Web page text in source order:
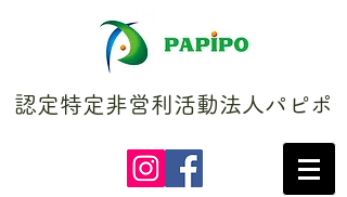
認定特定非営利活動法人パピポ